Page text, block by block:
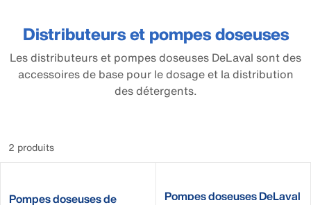
Distributeurs et pompes doseuses
Les distributeurs et pompes doseuses DeLaval sont des
accessoires de base pour le dosage et la distribution
des détergents.
2 produits
Pompes doseuses de Pompes doseuses DeLaval